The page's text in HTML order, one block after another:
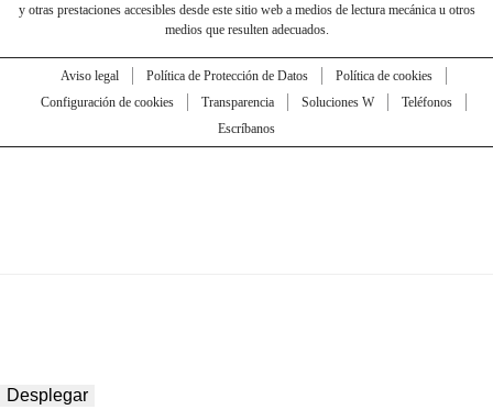
y otras prestaciones accesibles desde este sitio web a medios de lectura mecánica u otros
medios que resulten adecuados.
Aviso legal Política de Protección de Datos
Política de cookies
Configuración de cookies
Transparencia Soluciones W
Teléfonos
Escríbanos
Desplegar